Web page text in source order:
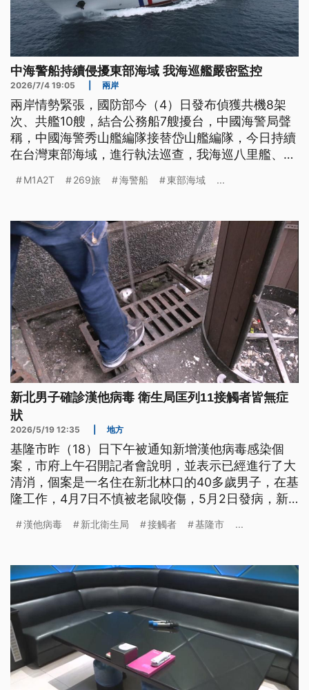
中海警船持續侵擾東部海域 我海巡艦嚴密監控
2026/7/4 19:05 兩岸
兩岸情勢緊張，國防部今（4）日發布偵獲共機8架
次、共艦10艘，結合公務船7艘擾台，中國海警局聲
稱，中國海警秀山艦編隊接替岱山艦編隊，今日持續
在台灣東部海域，進行執法巡查，我海巡八里艦、花
做再多次還是違法。
M1A2T 269旅 海警船 東部海域 ...
新北男子確診漢他病毒 衛生局匡列11接觸者皆無症
狀
2026/5/19 12:35 地方
基隆市昨（18）日下午被通知新增漢他病毒感染個
案，市府上午召開記者會說明，並表示已經進行了大
清消，個案是一名住在新北林口的40多歲男子，在基
隆工作，4月7日不慎被老鼠咬傷，5月2日發病，新
名接觸者目前都沒有症狀。
漢他病毒 新北衛生局 接觸者 基隆市 ...